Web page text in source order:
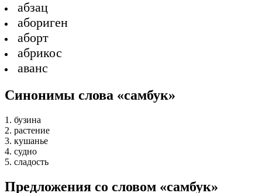
абзац
абориген
аборт
абрикос
аванс
Синонимы слова «самбук»
1. бузина
2. растение
3. кушанье
4. судно
5. сладость
Предложения со словом «самбук»